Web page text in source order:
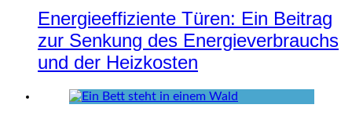
Energieeffiziente Türen: Ein Beitrag
zur Senkung des Energieverbrauchs
und der Heizkosten